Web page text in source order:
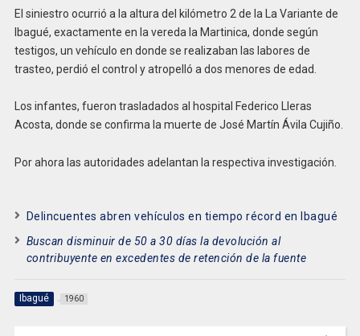
El siniestro ocurrió a la altura del kilómetro 2 de la La Variante de
Ibagué, exactamente en la vereda la Martinica, donde según
testigos, un vehículo en donde se realizaban las labores de
trasteo, perdió el control y atropelló a dos menores de edad.
Los infantes, fueron trasladados al hospital Federico Lleras
Acosta, donde se confirma la muerte de José Martín Ávila Cujiño.
Por ahora las autoridades adelantan la respectiva investigación.
Delincuentes abren vehículos en tiempo récord en Ibagué
Buscan disminuir de 50 a 30 días la devolución al
contribuyente en excedentes de retención de la fuente
Ibagué 1960